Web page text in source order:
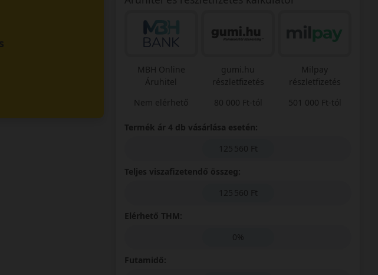
MBH Online
Áruhitel
Nem elérhető
gumi.hu
részletfizetés
80 000 Ft-tól
Milpay
részletfizetés
501 000 Ft-tól
Termék ár 4 db vásárlása esetén:
125 560 Ft
Teljes viszafizetendő összeg:
125 560 Ft
Elérhető THM:
0%
Futamidő: